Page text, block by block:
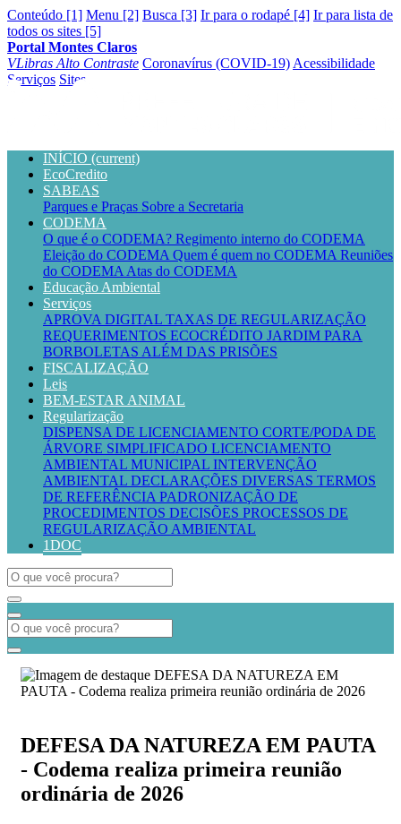
Conteúdo [1] Menu [2] Busca [3] Ir para o rodapé [4] Ir para lista de
todos os sites [5]
Portal Montes Claros
VLibras Alto Contraste Coronavírus (COVID-19) Acessibilidade
Serviços Sites
INÍCIO (current)
EcoCredito
SABEAS
Parques e Praças Sobre a Secretaria
CODEMA
O que é o CODEMA? Regimento interno do CODEMA
Eleição do CODEMA Quem é quem no CODEMA Reuniões
do CODEMA Atas do CODEMA
Educação Ambiental
Serviços
APROVA DIGITAL TAXAS DE REGULARIZAÇÃO
REQUERIMENTOS ECOCRÉDITO JARDIM PARA
BORBOLETAS ALÉM DAS PRISÕES
FISCALIZAÇÃO
Leis
BEM-ESTAR ANIMAL
Regularização
DISPENSA DE LICENCIAMENTO CORTE/PODA DE
ÁRVORE SIMPLIFICADO LICENCIAMENTO
AMBIENTAL MUNICIPAL INTERVENÇÃO
AMBIENTAL DECLARAÇÕES DIVERSAS TERMOS
DE REFERÊNCIA PADRONIZAÇÃO DE
PROCEDIMENTOS DECISÕES PROCESSOS DE
REGULARIZAÇÃO AMBIENTAL
1DOC
DEFESA DA NATUREZA EM PAUTA
- Codema realiza primeira reunião
ordinária de 2026